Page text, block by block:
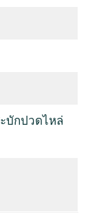
บักปวดไหล่